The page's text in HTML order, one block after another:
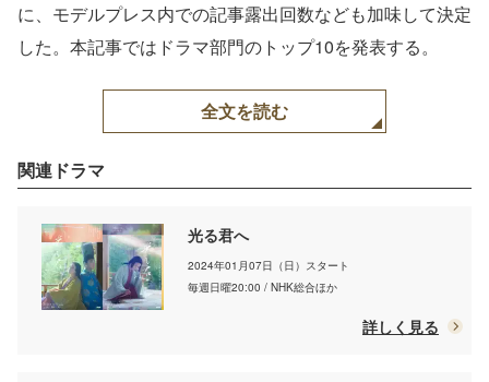
モデルプレス
に、モデルプレス内での記事露出回数なども加味して決定
した。本記事ではドラマ部門のトップ10を発表する。
全文を読む
関連ドラマ
光る君へ
2024年01月07日（日）スタート
毎週日曜20:00 / NHK総合ほか
詳しく見る